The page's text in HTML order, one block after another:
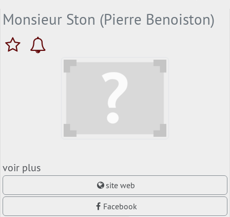
Monsieur Ston (Pierre Benoiston)
voir plus
site web
Facebook